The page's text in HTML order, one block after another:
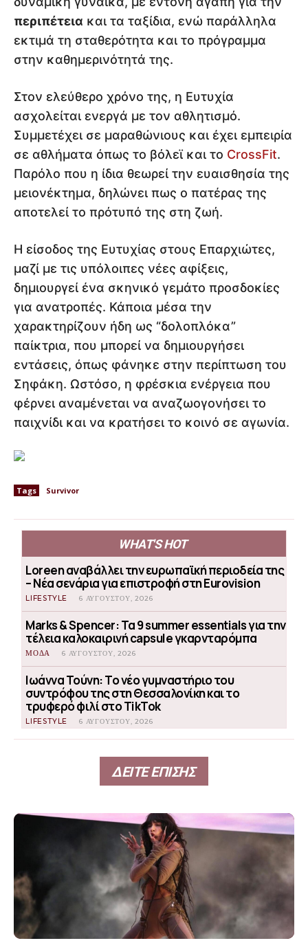
περιπέτεια και τα ταξίδια, ενώ παράλληλα
εκτιμά τη σταθερότητα και το πρόγραμμα
στην καθημερινότητά της.
Στον ελεύθερο χρόνο της, η Ευτυχία
ασχολείται ενεργά με τον αθλητισμό.
Συμμετέχει σε μαραθώνιους και έχει εμπειρία
σε αθλήματα όπως το βόλεϊ και το CrossFit.
Παρόλο που η ίδια θεωρεί την ευαισθησία της
μειονέκτημα, δηλώνει πως ο πατέρας της
αποτελεί το πρότυπό της στη ζωή.
Η είσοδος της Ευτυχίας στους Επαρχιώτες,
μαζί με τις υπόλοιπες νέες αφίξεις,
δημιουργεί ένα σκηνικό γεμάτο προσδοκίες
για ανατροπές. Κάποια μέσα την
χαρακτηρίζουν ήδη ως “δολοπλόκα”
παίκτρια, που μπορεί να δημιουργήσει
εντάσεις, όπως φάνηκε στην περίπτωση του
Σηφάκη. Ωστόσο, η φρέσκια ενέργεια που
φέρνει αναμένεται να αναζωογονήσει το
παιχνίδι και να κρατήσει το κοινό σε αγωνία.
Tags Survivor
WHAT'S HOT
Loreen αναβάλλει την ευρωπαϊκή περιοδεία της
– Νέα σενάρια για επιστροφή στη Eurovision
LIFESTYLE 6 ΑΥΓΟΎΣΤΟΥ, 2026
Marks & Spencer: Τα 9 summer essentials για την
τέλεια καλοκαιρινή capsule γκαρνταρόμπα
ΜΟΔΑ 6 ΑΥΓΟΎΣΤΟΥ, 2026
Ιωάννα Τούνη: Το νέο γυμναστήριο του
συντρόφου της στη Θεσσαλονίκη και το
τρυφερό φιλί στο TikTok
LIFESTYLE 6 ΑΥΓΟΎΣΤΟΥ, 2026
ΔΕΙΤΕ ΕΠΙΣΗΣ